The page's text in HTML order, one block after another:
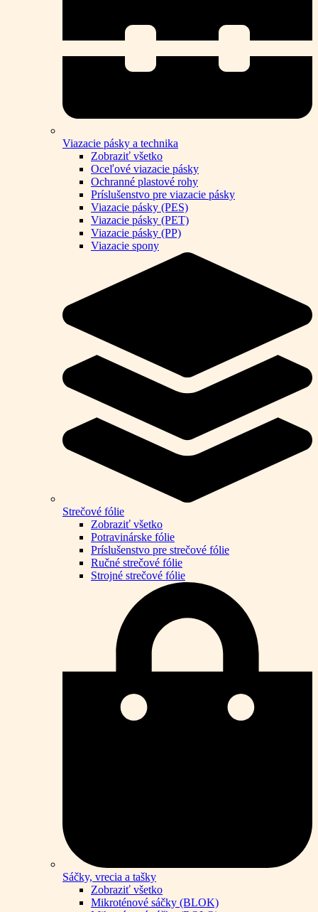
Viazacie pásky a technika
Zobraziť všetko
Oceľové viazacie pásky
Ochranné plastové rohy
Príslušenstvo pre viazacie pásky
Viazacie pásky (PES)
Viazacie pásky (PET)
Viazacie pásky (PP)
Viazacie spony
Strečové fólie
Zobraziť všetko
Potravinárske fólie
Príslušenstvo pre strečové fólie
Ručné strečové fólie
Strojné strečové fólie
Sáčky, vrecia a tašky
Zobraziť všetko
Mikroténové sáčky (BLOK)